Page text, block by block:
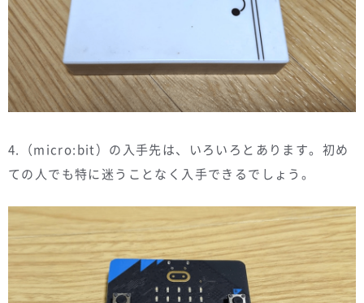
4.（micro:bit）の入手先は、いろいろとあります。初め
ての人でも特に迷うことなく入手できるでしょう。